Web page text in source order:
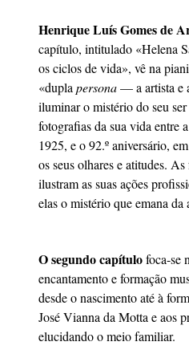
Henrique Luís Gomes de
capítulo, intitulado «Helena
os ciclos de vida», vê na
«dupla persona— a artista e
iluminar o mistério do seu
fotografias da sua vida entre
1925, e o 92.º aniversário,
os seus olhares e atitudes.
ilustram as suas ações
elas o mistério que emana da
O segundo capítulofoca-se
encantamento e formação
desde o nascimento até à
José Vianna da Motta e aos
elucidando o meio familiar.